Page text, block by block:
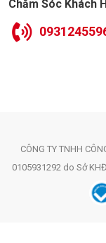
giản, đèn rất
Chăm Sóc Khách
CÔNG TY TNHH
0105931292 do Sở